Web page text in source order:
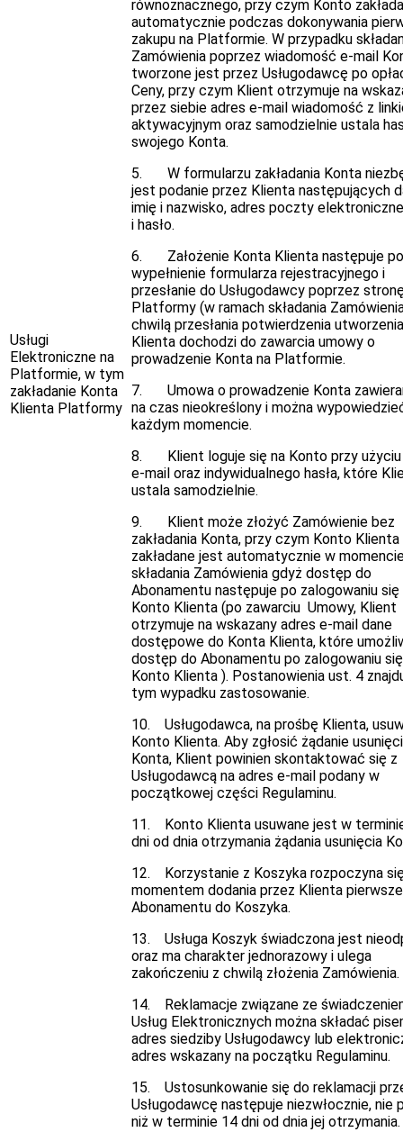
Usługi
Elektroniczne na
Platformie, w tym
zakładanie Konta
Klienta Platformy
równoznacznego, przy czym Konto
automatycznie podczas dokonywania
zakupu na Platformie. W przypadku
Zamówienia poprzez wiadomość e-mail
tworzone jest przez Usługodawcę po
Ceny, przy czym Klient otrzymuje na
przez siebie adres e-mail wiadomość z
aktywacyjnym oraz samodzielnie ustala
swojego Konta.
5. W formularzu zakładania Konta
jest podanie przez Klienta następujących
imię i nazwisko, adres poczty
i hasło.
6. Założenie Konta Klienta następuje
wypełnienie formularza rejestracyjnego i
przesłanie do Usługodawcy poprzez
Platformy (w ramach składania
chwilą przesłania potwierdzenia
Klienta dochodzi do zawarcia umowy o
prowadzenie Konta na Platformie.
7. Umowa o prowadzenie Konta
na czas nieokreślony i można
każdym momencie.
8. Klient loguje się na Konto przy użyciu
e-mail oraz indywidualnego hasła, które
ustala samodzielnie.
9. Klient może złożyć Zamówienie bez
zakładania Konta, przy czym Konto Klienta
zakładane jest automatycznie w
składania Zamówienia gdyż dostęp do
Abonamentu następuje po zalogowaniu się
Konto Klienta (po zawarciu Umowy, Klient
otrzymuje na wskazany adres e-mail dane
dostępowe do Konta Klienta, które
dostęp do Abonamentu po zalogowaniu
Konto Klienta ). Postanowienia ust. 4
tym wypadku zastosowanie.
10. Usługodawca, na prośbę Klienta,
Konto Klienta. Aby zgłosić żądanie
Konta, Klient powinien skontaktować się z
Usługodawcą na adres e-mail podany w
początkowej części Regulaminu.
11. Konto Klienta usuwane jest w
dni od dnia otrzymania żądania usunięcia
12. Korzystanie z Koszyka rozpoczyna
momentem dodania przez Klienta
Abonamentu do Koszyka.
13. Usługa Koszyk świadczona jest
oraz ma charakter jednorazowy i ulega
zakończeniu z chwilą złożenia Zamówienia.
14. Reklamacje związane ze
Usług Elektronicznych można składać
adres siedziby Usługodawcy lub
adres wskazany na początku Regulaminu.
15. Ustosunkowanie się do reklamacji
Usługodawcę następuje niezwłocznie, nie
niż w terminie 14 dni od dnia jej otrzymania.